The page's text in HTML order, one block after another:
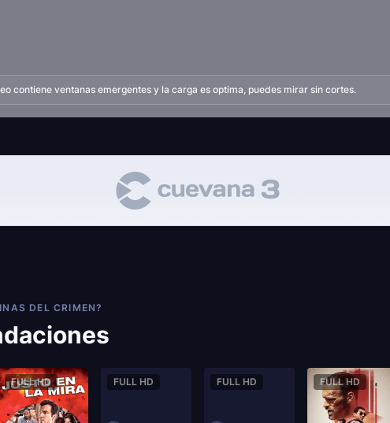
contiene ventanas emergentes y la carga es optima, puedes mirar sin cortes.
DEL CRIMEN?
FULL HD FULL HD FULL HD FULL HD